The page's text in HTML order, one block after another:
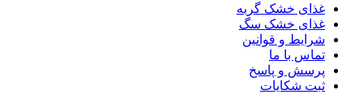
غذای خشک گربه
غذای خشک سگ
شرایط و قوانین
تماس با ما
پرسش و پاسخ
ثبت شکایات